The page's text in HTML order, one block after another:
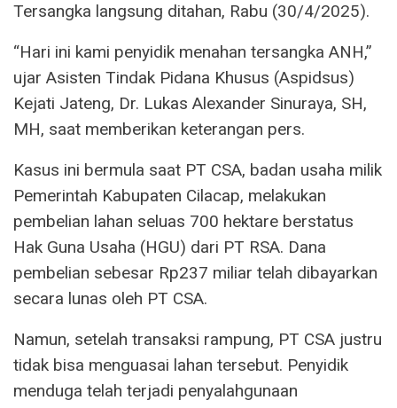
Tersangka langsung ditahan, Rabu (30/4/2025).
“Hari ini kami penyidik menahan tersangka ANH,”
ujar Asisten Tindak Pidana Khusus (Aspidsus)
Kejati Jateng, Dr. Lukas Alexander Sinuraya, SH,
MH, saat memberikan keterangan pers.
Kasus ini bermula saat PT CSA, badan usaha milik
Pemerintah Kabupaten Cilacap, melakukan
pembelian lahan seluas 700 hektare berstatus
Hak Guna Usaha (HGU) dari PT RSA. Dana
pembelian sebesar Rp237 miliar telah dibayarkan
secara lunas oleh PT CSA.
Namun, setelah transaksi rampung, PT CSA justru
tidak bisa menguasai lahan tersebut. Penyidik
menduga telah terjadi penyalahgunaan